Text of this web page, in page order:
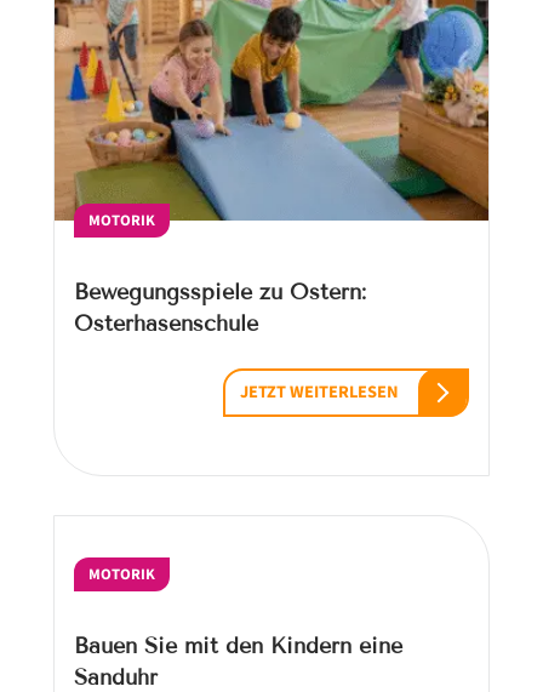
MOTORIK
Bewegungsspiele zu Ostern:
Osterhasenschule
JETZT WEITERLESEN
MOTORIK
Bauen Sie mit den Kindern eine
Sanduhr